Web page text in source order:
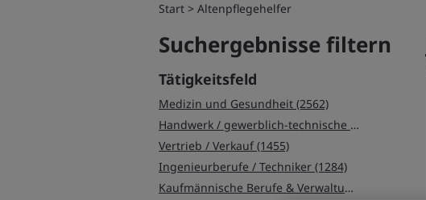
Start Altenpflegehelfer
Suchergebnisse filtern
Tätigkeitsfeld
Medizin und Gesundheit (2562)
Handwerk / gewerblich-technische Berufe (2009)
Vertrieb / Verkauf (1455)
Ingenieurberufe / Techniker (1284)
Kaufmännische Berufe & Verwaltung (1030)